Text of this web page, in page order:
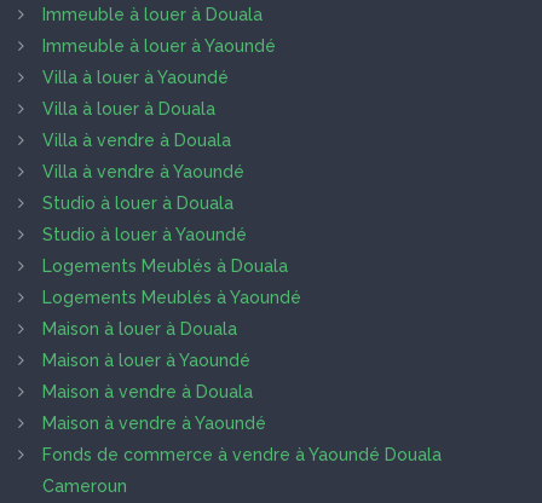
Immeuble à louer à Douala
Immeuble à louer à Yaoundé
Villa à louer à Yaoundé
Villa à louer à Douala
Villa à vendre à Douala
Villa à vendre à Yaoundé
Studio à louer à Douala
Studio à louer à Yaoundé
Logements Meublés à Douala
Logements Meublés à Yaoundé
Maison à louer à Douala
Maison à louer à Yaoundé
Maison à vendre à Douala
Maison à vendre à Yaoundé
Fonds de commerce à vendre à Yaoundé Douala
Cameroun